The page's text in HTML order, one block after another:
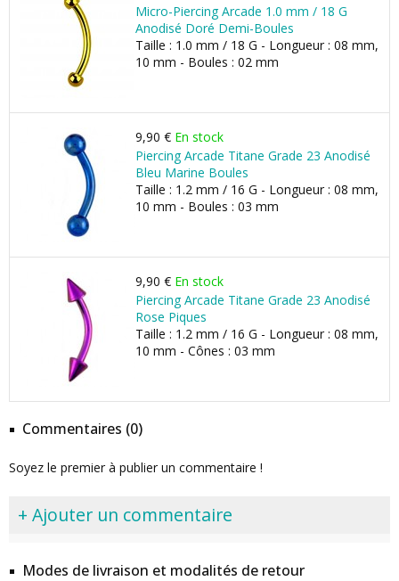
Micro-Piercing Arcade 1.0 mm / 18 G
Anodisé Doré Demi-Boules
Taille : 1.0 mm / 18 G - Longueur : 08 mm,
10 mm - Boules : 02 mm
9,90 € En stock
Piercing Arcade Titane Grade 23 Anodisé
Bleu Marine Boules
Taille : 1.2 mm / 16 G - Longueur : 08 mm,
10 mm - Boules : 03 mm
9,90 € En stock
Piercing Arcade Titane Grade 23 Anodisé
Rose Piques
Taille : 1.2 mm / 16 G - Longueur : 08 mm,
10 mm - Cônes : 03 mm
Commentaires (0)
Soyez le premier à publier un commentaire !
+ Ajouter un commentaire
Modes de livraison et modalités de retour